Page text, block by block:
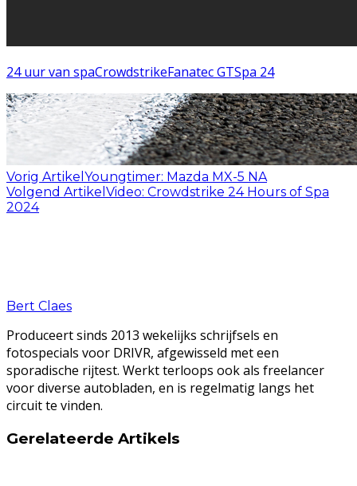
24 uur van spaCrowdstrikeFanatec GTSpa 24
Vorig Artikel Youngtimer: Mazda MX-5 NA
Volgend Artikel Video: Crowdstrike 24 Hours of Spa
2024
Bert Claes
Produceert sinds 2013 wekelijks schrijfsels en
fotospecials voor DRIVR, afgewisseld met een
sporadische rijtest. Werkt terloops ook als freelancer
voor diverse autobladen, en is regelmatig langs het
circuit te vinden.
Gerelateerde Artikels